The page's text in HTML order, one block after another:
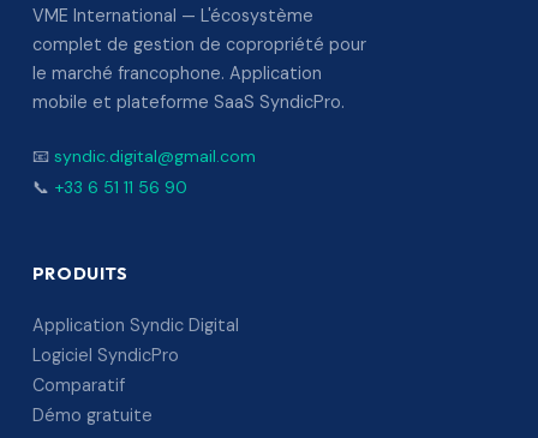
VME International — L'écosystème
complet de gestion de copropriété pour
le marché francophone. Application
mobile et plateforme SaaS SyndicPro.
📧 syndic.digital@gmail.com
📞 +33 6 51 11 56 90
PRODUITS
Application Syndic Digital
Logiciel SyndicPro
Comparatif
Démo gratuite